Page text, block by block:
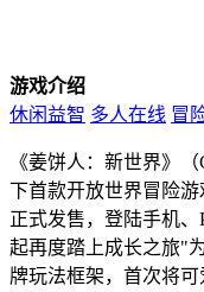
游戏介绍
休闲益智 多人在线 冒
《姜饼人：新世界》
下首款开放世界冒险游
正式发售，登陆手机
起再度踏上成长之旅"
牌玩法框架，首次将